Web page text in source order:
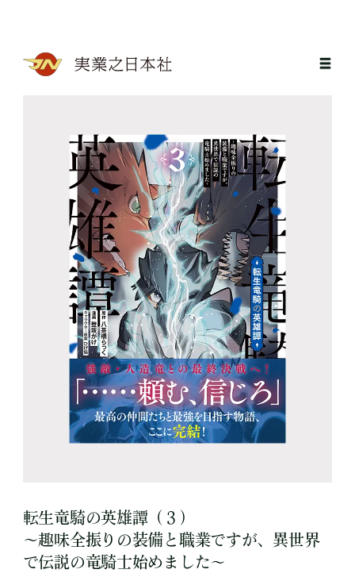
転生竜騎の英雄譚（３）
～趣味全振りの装備と職業ですが、異世界
で伝説の竜騎士始めました～